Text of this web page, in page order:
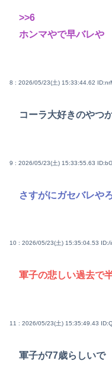
>>6
ホンマやで早バレや
8 : 2026/05/23(土) 15:33:44.62
コーラ大好きのやつ
9 : 2026/05/23(土) 15:33:55.63
さすがにガセバレや
10 : 2026/05/23(土) 15:35:04.53 ID:/
軍子の悲しい過去で
11 : 2026/05/23(土) 15:35:49.43
軍子が77歳らしいで